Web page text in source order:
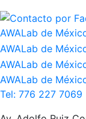
AWALab de
AWALab de
AWALab de
AWALab de
Tel: 776 227 7069